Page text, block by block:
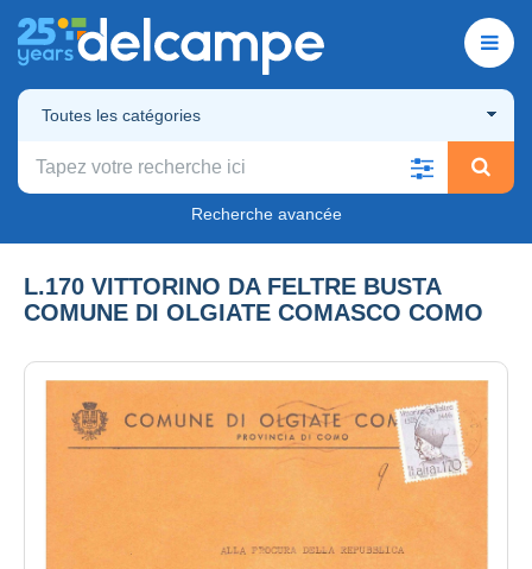
Toutes les catégories
Recherche avancée
L.170 VITTORINO DA FELTRE BUSTA
COMUNE DI OLGIATE COMASCO COMO